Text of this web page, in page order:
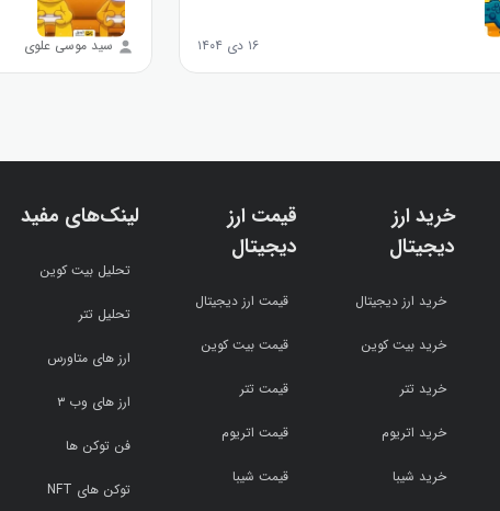
۱۶ دی ۱۴۰۴ سید موسی علوی
خرید ارز
دیجیتال
خرید ارز دیجیتال
خرید بیت کوین
خرید تتر
خرید اتریوم
خرید شیبا
قیمت ارز
دیجیتال
قیمت ارز دیجیتال
قیمت بیت کوین
قیمت تتر
قیمت اتریوم
قیمت شیبا
لینک‌های مفید
تحلیل بیت کوین
تحلیل تتر
ارز های متاورس
ارز های وب ۳
فن توکن ها
توکن های NFT